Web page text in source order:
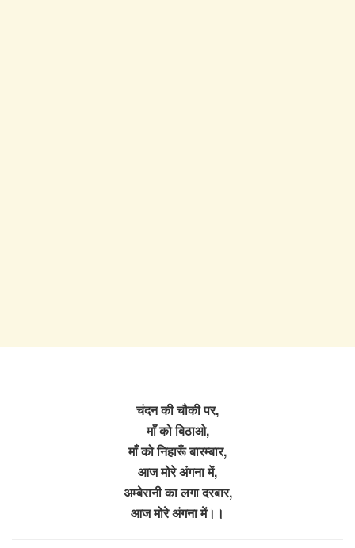
चंदन की चौकी पर,
माँ को बिठाओ,
माँ को निहारूँ बारम्बार,
आज मोरे अंगना में,
अम्बेरानी का लगा दरबार,
आज मोरे अंगना में।।